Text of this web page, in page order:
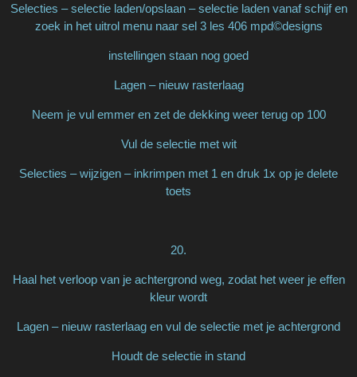
Selecties – selectie laden/opslaan – selectie laden vanaf schijf en
zoek in het uitrol menu naar sel 3 les 406 mpd©designs
instellingen staan nog goed
Lagen – nieuw rasterlaag
Neem je vul emmer en zet de dekking weer terug op 100
Vul de selectie met wit
Selecties – wijzigen – inkrimpen met 1 en druk 1x op je delete
toets
20.
Haal het verloop van je achtergrond weg, zodat het weer je effen
kleur wordt
Lagen – nieuw rasterlaag en vul de selectie met je achtergrond
Houdt de selectie in stand